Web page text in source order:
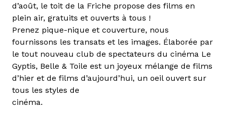
d’août, le toit de la Friche propose des films en
plein air, gratuits et ouverts à tous !
Prenez pique-nique et couverture, nous
fournissons les transats et les images. Élaborée par
le tout nouveau club de spectateurs du cinéma Le
Gyptis, Belle & Toile est un joyeux mélange de films
d’hier et de films d’aujourd’hui, un oeil ouvert sur
tous les styles de
cinéma.